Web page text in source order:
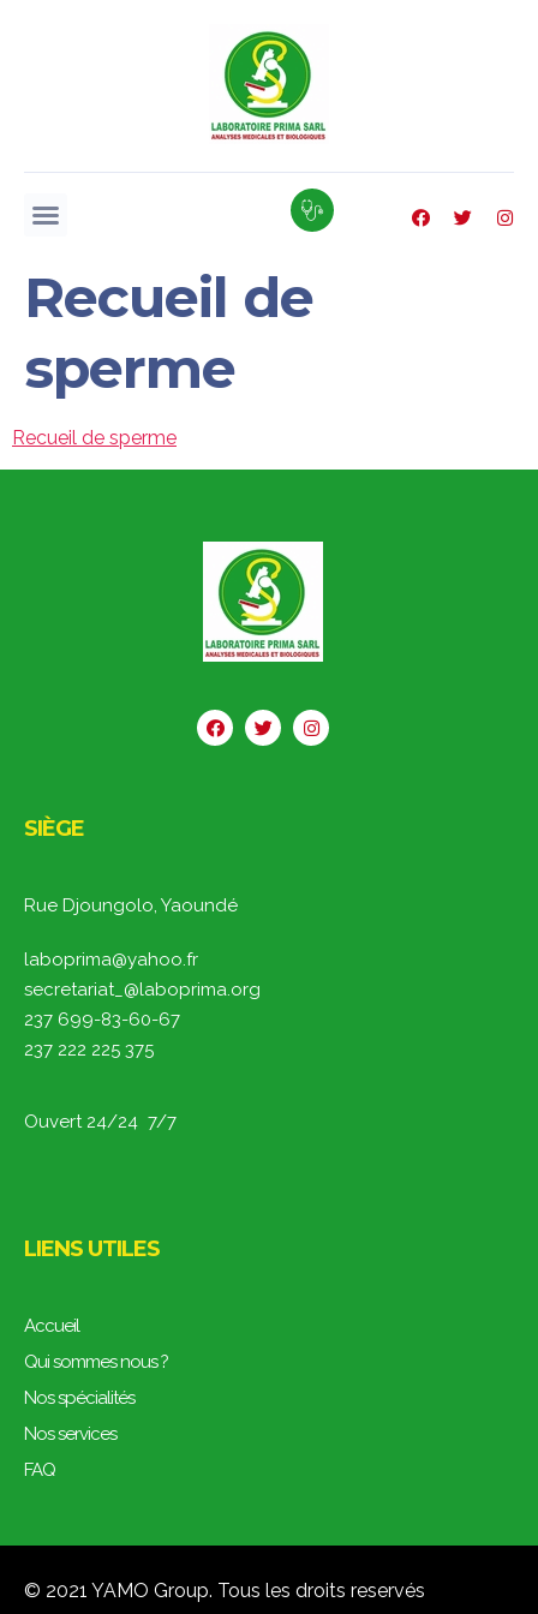
Recueil de
sperme
Recueil de sperme
SIÈGE
Rue Djoungolo, Yaoundé
laboprima@yahoo.fr
secretariat_@laboprima.org
237 699-83-60-67
237 222 225 375
Ouvert 24/24 7/7
LIENS UTILES
Accueil
Qui sommes nous ?
Nos spécialités
Nos services
FAQ
© 2021 YAMO Group. Tous les droits reservés